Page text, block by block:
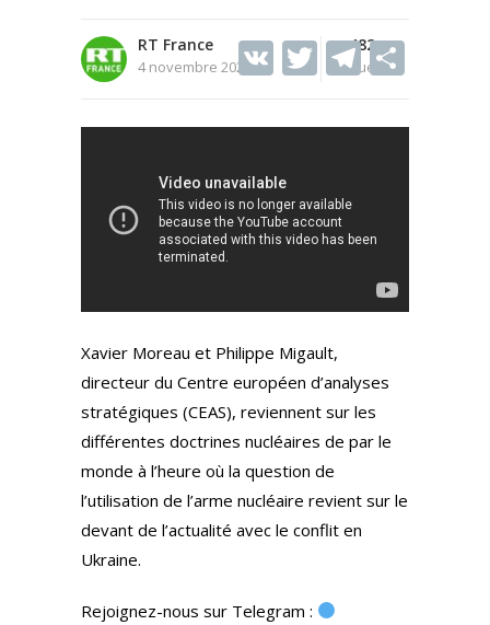
RT France
4 novembre 2022
482
Vues
V T
itt
T
e
m
ar
Xavier Moreau et Philippe Migault,
directeur du Centre européen d’analyses
stratégiques (CEAS), reviennent sur les
différentes doctrines nucléaires de par le
monde à l’heure où la question de
l’utilisation de l’arme nucléaire revient sur le
devant de l’actualité avec le conflit en
Ukraine.
Rejoignez-nous sur Telegram :